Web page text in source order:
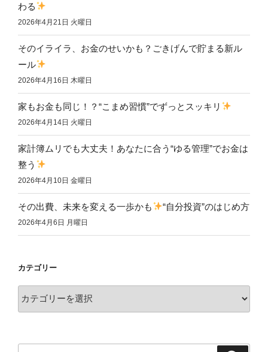
わる
2026年4月21日 火曜日
そのイライラ、お金のせいかも？ごきげんで貯まる新ル
ール
2026年4月16日 木曜日
家もお金も同じ！？“こまめ習慣”でずっとスッキリ
2026年4月14日 火曜日
家計簿ムリでも大丈夫！あなたに合う“ゆる管理”でお金は
整う
2026年4月10日 金曜日
その出費、未来を変える一歩かも “自分投資”のはじめ方
2026年4月6日 月曜日
カテゴリー